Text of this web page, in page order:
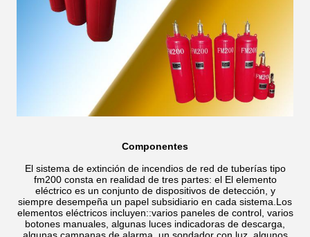
Componentes
El sistema de extinción de incendios de red de tuberías tipo
fm200 consta en realidad de tres partes: el El elemento
eléctrico es un conjunto de dispositivos de detección, y
siempre desempeña un papel subsidiario en cada sistema.Los
elementos eléctricos incluyen::varios paneles de control, varios
botones manuales, algunas luces indicadoras de descarga,